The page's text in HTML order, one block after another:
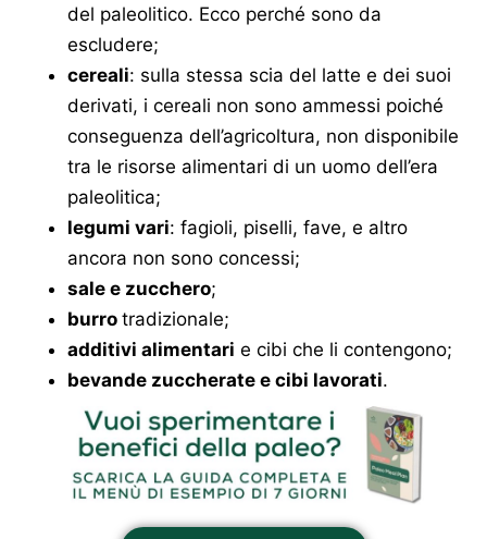
del paleolitico. Ecco perché sono da
escludere;
cereali: sulla stessa scia del latte e dei suoi
derivati, i cereali non sono ammessi poiché
conseguenza dell’agricoltura, non disponibile
tra le risorse alimentari di un uomo dell’era
paleolitica;
legumi vari: fagioli, piselli, fave, e altro
ancora non sono concessi;
sale e zucchero;
burro tradizionale;
additivi alimentari e cibi che li contengono;
bevande zuccherate e cibi lavorati.